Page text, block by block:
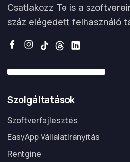
Csatlakozz Te is a
száz elégedett felhasználó
Szolgáltatások
Szoftverfejlesztés
EasyApp Vállalatirányítás
Rentgine